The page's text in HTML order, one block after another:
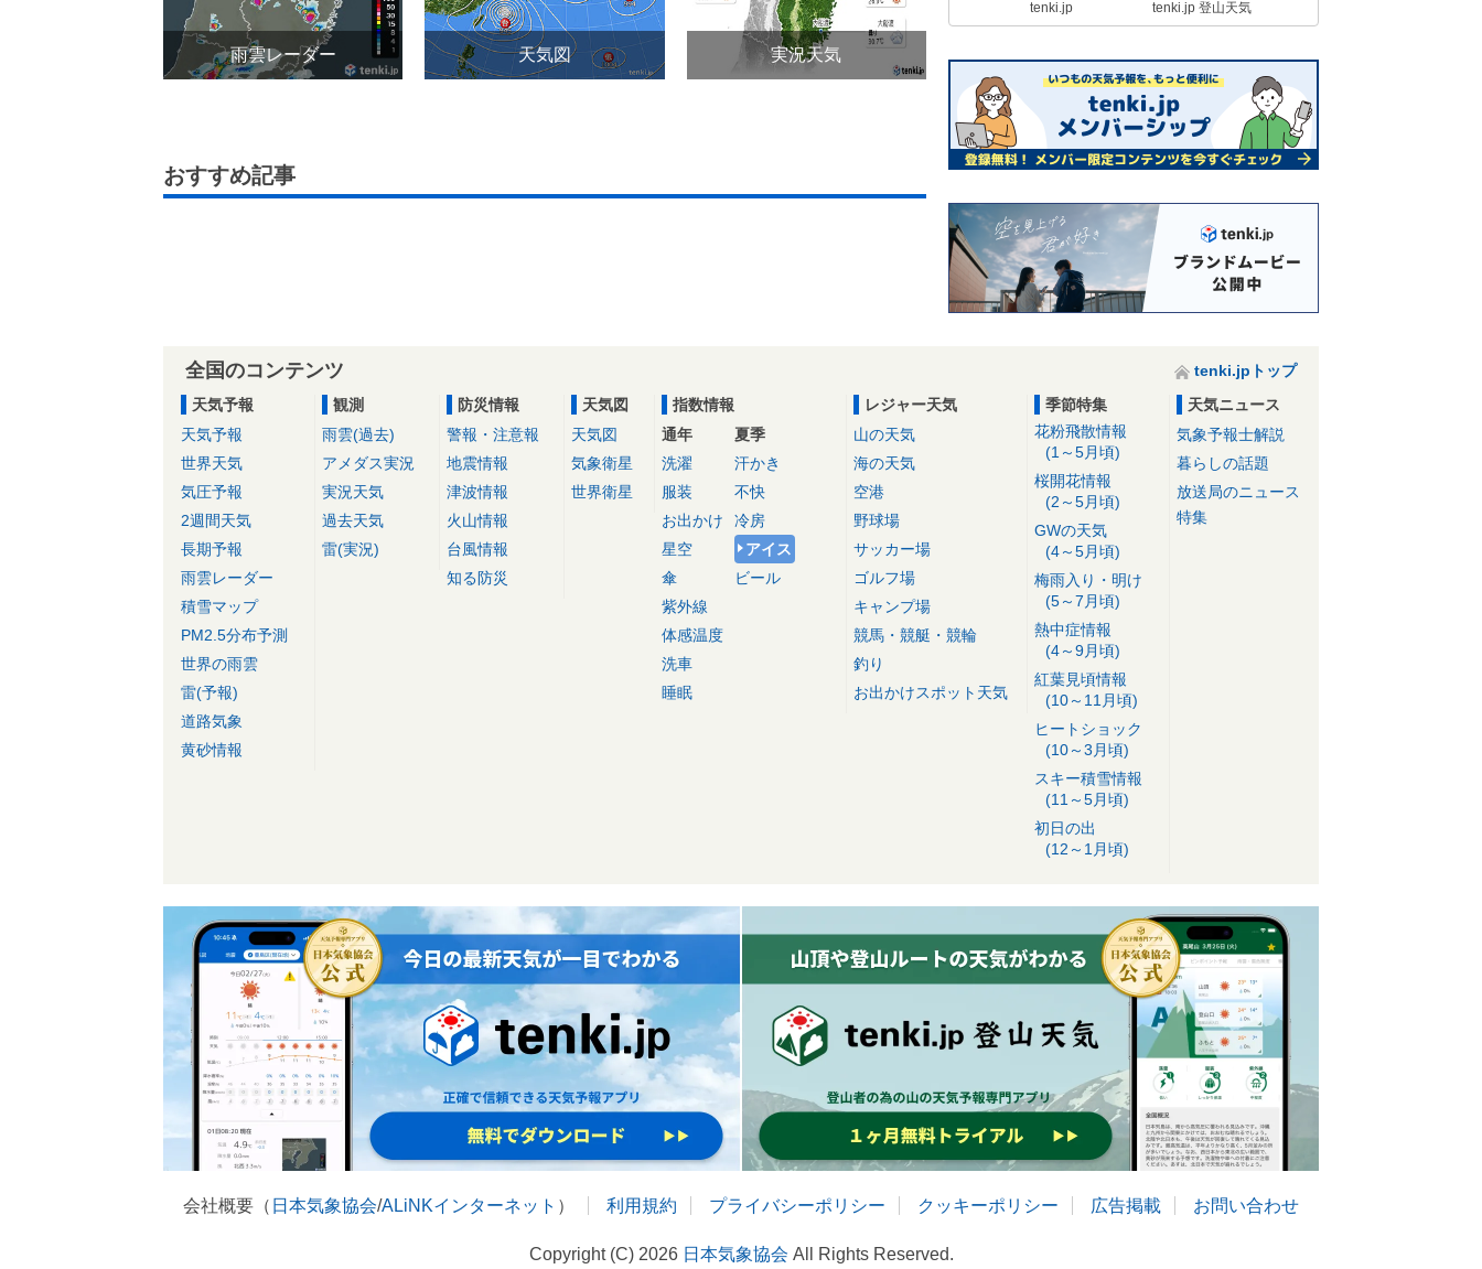
雨雲レーダー 天気図 実況天気
おすすめ記事
tenki.jp tenki.jp 登山天気
全国のコンテンツ
tenki.jpトップ
天気予報
天気予報
世界天気
気圧予報
2週間天気
長期予報
雨雲レーダー
積雪マップ
PM2.5分布予測
世界の雨雲
雷(予報)
道路気象
黄砂情報
観測
雨雲(過去)
アメダス実況
実況天気
過去天気
雷(実況)
防災情報
警報・注意報
地震情報
津波情報
火山情報
台風情報
知る防災
天気図
天気図
気象衛星
世界衛星
指数情報
通年
洗濯
服装
お出かけ
星空
傘
紫外線
体感温度
洗車
睡眠
夏季
汗かき
不快
冷房
アイス
ビール
レジャー天気
山の天気
海の天気
空港
野球場
サッカー場
ゴルフ場
キャンプ場
競馬・競艇・競輪
釣り
お出かけスポット天気
季節特集
花粉飛散情報
(1～5月頃)
桜開花情報
(2～5月頃)
GWの天気
(4～5月頃)
梅雨入り・明け
(5～7月頃)
熱中症情報
(4～9月頃)
紅葉見頃情報
(10～11月頃)
ヒートショック
(10～3月頃)
スキー積雪情報
(11～5月頃)
初日の出
(12～1月頃)
天気ニュース
気象予報士解説
暮らしの話題
放送局のニュース
特集
会社概要（ 日本気象協会/ALiNKインターネット ） 利用規約 プライバシーポリシー クッキーポリシー 広告掲載 お問い合わせ
Copyright (C) 2026 日本気象協会 All Rights Reserved.